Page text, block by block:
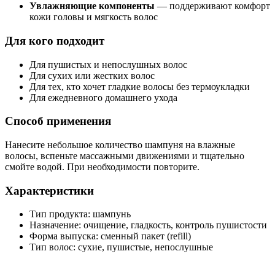
Увлажняющие компоненты — поддерживают комфорт
кожи головы и мягкость волос
Для кого подходит
Для пушистых и непослушных волос
Для сухих или жестких волос
Для тех, кто хочет гладкие волосы без термоукладки
Для ежедневного домашнего ухода
Способ применения
Нанесите небольшое количество шампуня на влажные
волосы, вспеньте массажными движениями и тщательно
смойте водой. При необходимости повторите.
Характеристики
Тип продукта: шампунь
Назначение: очищение, гладкость, контроль пушистости
Форма выпуска: сменный пакет (refill)
Тип волос: сухие, пушистые, непослушные